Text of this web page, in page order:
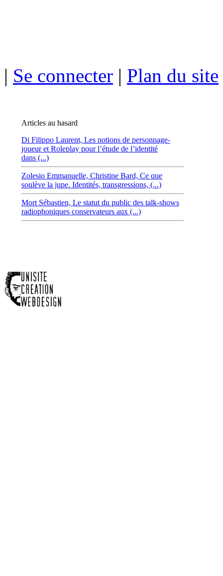
| Se connecter | Plan du site
Articles au hasard
Di Filippo Laurent, Les notions de personnage-
joueur et Roleplay pour l’étude de l’identité
dans (...)
Zolesio Emmanuelle, Christine Bard, Ce que
soulève la jupe. Identités, transgressions, (...)
Mort Sébastien, Le statut du public des talk-shows
radiophoniques conservateurs aux (...)